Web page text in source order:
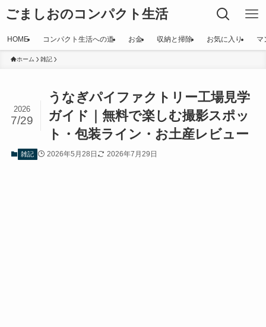
ごましおのコンパクト生活
HOME コンパクト生活への道 お金 収納と掃除 お気に入り マ
ホーム 雑記
うなぎパイファクトリー工場見学
ガイド｜無料で楽しむ撮影スポッ
ト・包装ライン・お土産レビュー
2026
7/29
雑記 2026年5月28日 2026年7月29日